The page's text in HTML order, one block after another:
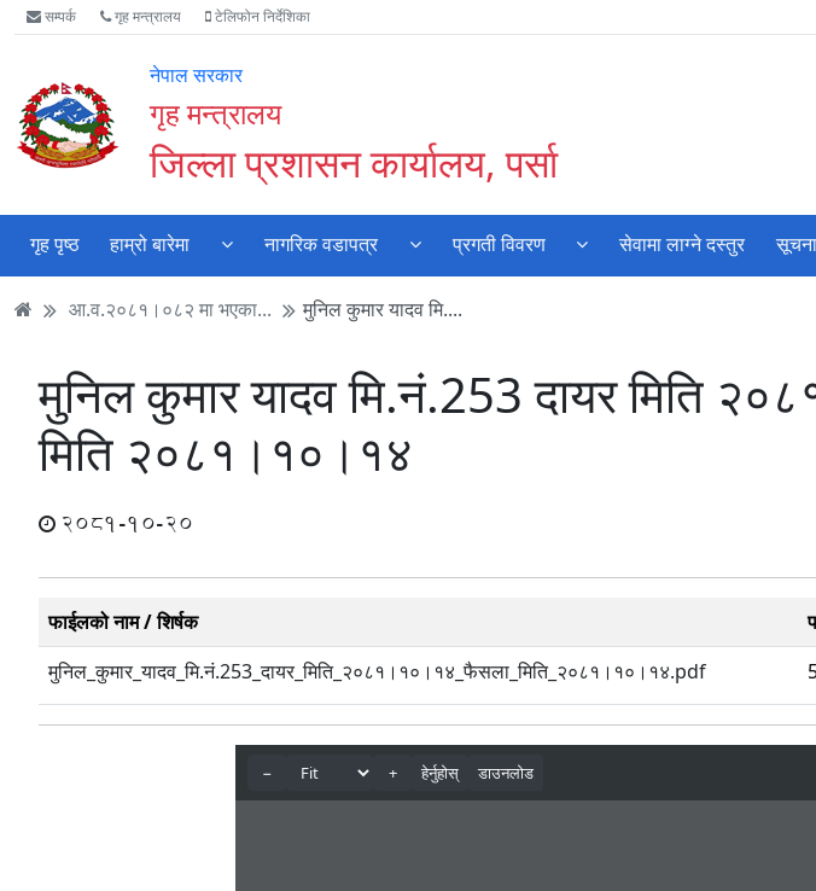
Accessibility
Mode
गर्नुहोस्
मुख्य
सामाग्री
मुख्य
नेभिगेसन
वेबसाइट
खोजमा
सम्पर्क गृह मन्त्रालय टेलिफोन निर्देशिका
नेपाल सरकार
गृह मन्त्रालय
जिल्ला प्रशासन कार्यालय, पर्सा
गृह पृष्ठ हाम्रो बारेमा नागरिक वडापत्र प्रगती विवरण सेवामा लाग्ने दस्तुर
आ.व.२०८१।०८२ मा भएका... मुनिल कुमार यादव मि....
मुनिल कुमार यादव मि.नं.253 दायर मिति
मिति २०८१।१०।१४
2081-10-20
फाईलको नाम / शिर्षक
मुनिल_कुमार_यादव_मि.नं.253_दायर_मिति_२०८१।१०।१४_फैसला_मिति_२०८१।१०।१४.pdf